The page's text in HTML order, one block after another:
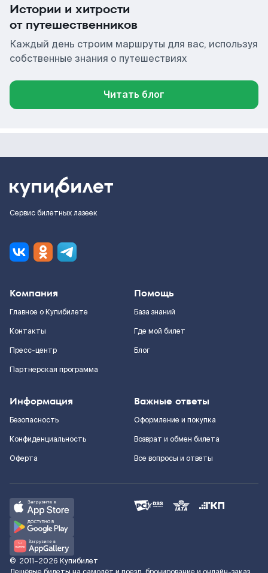
Истории и хитрости
от путешественников
Каждый день строим маршруты для вас, используя
собственные знания о путешествиях
Читать блог
Сервис билетных лазеек
Компания
Главное о Купибилете
Контакты
Пресс-центр
Партнерская программа
Помощь
База знаний
Где мой билет
Блог
Информация
Безопасность
Конфиденциальность
Оферта
Важные ответы
Оформление и покупка
Возврат и обмен билета
Все вопросы и ответы
© 2011–2026 Купибилет